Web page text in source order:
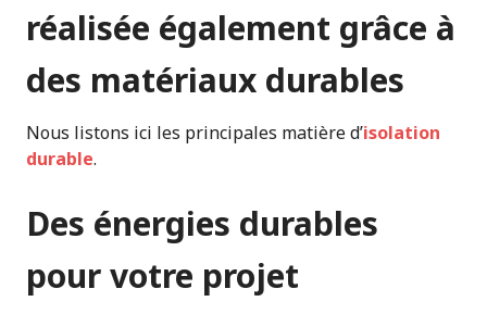
réalisée également grâce à
des matériaux durables
Nous listons ici les principales matière d’isolation
durable.
Des énergies durables
pour votre projet